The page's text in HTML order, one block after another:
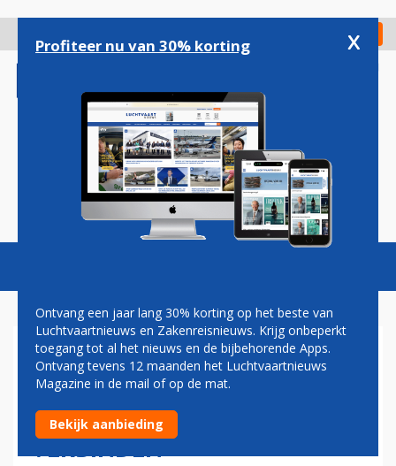
gaan
Check in
Magazine Podcasts Vacatures
US-BANGLA WIL VANAF
VOLGEND JAAR SCHIPHOL
MET BANGLADESH
VERBINDEN
Profiteer nu van 30% korting x
Ontvang een jaar lang 30% korting op het beste van
Luchtvaartnieuws en Zakenreisnieuws. Krijg onbeperkt
toegang tot al het nieuws en de bijbehorende Apps.
Ontvang tevens 12 maanden het Luchtvaartnieuws
Magazine in de mail of op de mat.
Bekijk aanbieding